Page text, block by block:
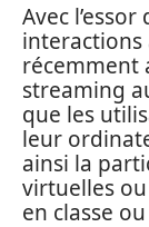
Avec
interactions
récemment
streaming
que les
leur
ainsi la
virtuelles
en classe